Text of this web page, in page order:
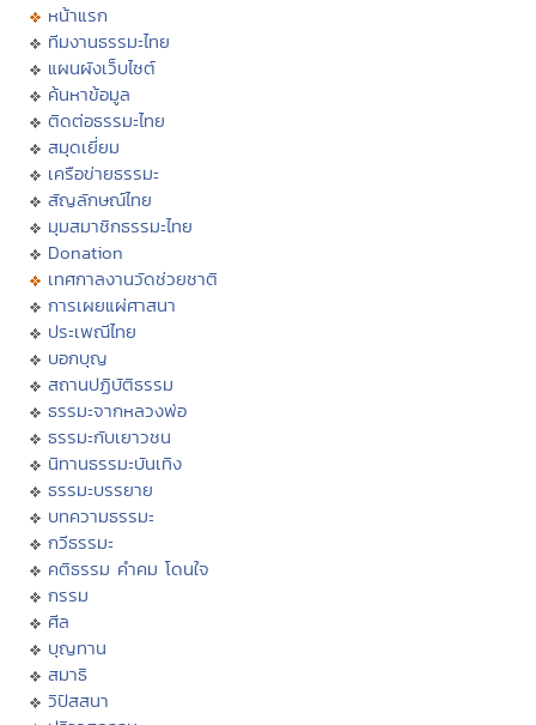
หน้าแรก
ทีมงานธรรมะไทย
แผนผังเว็บไซต์
ค้นหาข้อมูล
ติดต่อธรรมะไทย
สมุดเยี่ยม
เครือข่ายธรรมะ
สัญลักษณ์ไทย
มุมสมาชิกธรรมะไทย
Donation
เทศกาลงานวัดช่วยชาติ
การเผยแผ่ศาสนา
ประเพณีไทย
บอกบุญ
สถานปฏิบัติธรรม
ธรรมะจากหลวงพ่อ
ธรรมะกับเยาวชน
นิทานธรรมะบันเทิง
ธรรมะบรรยาย
บทความธรรมะ
กวีธรรมะ
คติธรรม คำคม โดนใจ
กรรม
ศีล
บุญทาน
สมาธิ
วิปัสสนา